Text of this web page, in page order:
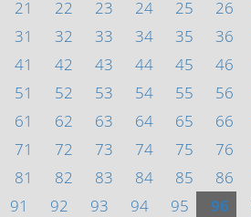
21
22 23 24 25 26
31
32 33 34 35 36
41
42 43 44 45 46
51
52 53 54 55 56
61
62 63 64 65 66
71
72 73 74 75 76
81
82 83 84 85 86
91
92 93 94 95 96